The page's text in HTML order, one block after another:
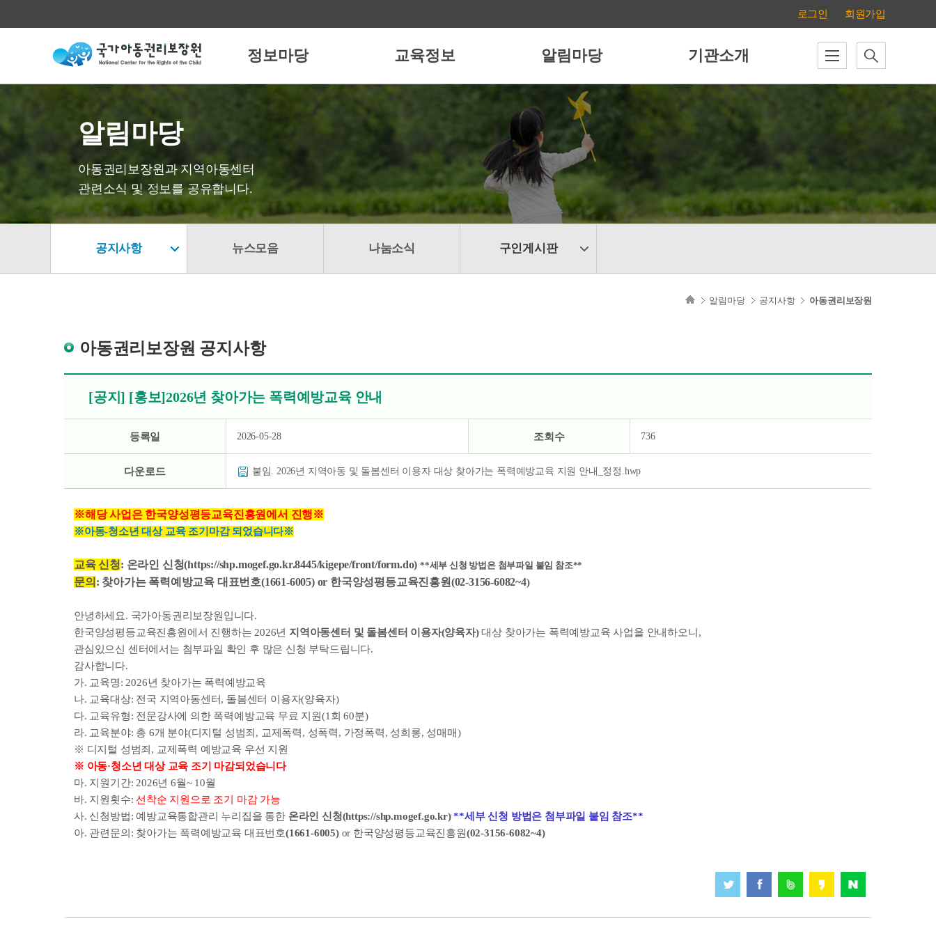
로그인 회원가입
정보마당 교육정보 알림마당 기관소개
알림마당
아동권리보장원과 지역아동센터
관련소식 및 정보를 공유합니다.
공지사항 뉴스모음 나눔소식 구인게시판
알림마당 공지사항 아동권리보장원
아동권리보장원 공지사항
[공지] [홍보]2026년 찾아가는 폭력예방교육 안내
등록일 2026-05-28 조회수 736
다운로드 붙임. 2026년 지역아동 및 돌봄센터 이용자 대상 찾아가는 폭력예방교육 지원 안내_정정.hwp
※해당 사업은 한국양성평등교육진흥원에서 진행※
※아동-청소년 대상 교육 조기마감 되었습니다※
교육 신청: 온라인 신청(https://shp.mogef.go.kr.8445/kigepe/front/form.do) **세부 신청 방법은 첨부파일 붙임 참조**
문의 : 찾아가는 폭력예방교육 대표번호(1661-6005)or 한국양성평등교육진흥원(02-3156-6082~4)
안녕하세요. 국가아동권리보장원입니다.
한국양성평등교육진흥원에서 진행하는 2026년 지역아동센터 및 돌봄센터 이용자(양육자)대상 찾아가는 폭력예방교육 사업을 안내하오니,
관심있으신 센터에서는 첨부파일 확인 후 많은 신청 부탁드립니다.
감사합니다.
가. 교육명: 2026년 찾아가는 폭력예방교육
나. 교육대상: 전국 지역아동센터, 돌봄센터 이용자(양육자)
다. 교육유형: 전문강사에 의한 폭력예방교육 무료 지원(1회 60분)
라. 교육분야: 총 6개 분야(디지털 성범죄, 교제폭력, 성폭력, 가정폭력, 성희롱, 성매매)
※ 디지털 성범죄, 교제폭력 예방교육 우선 지원
※ 아동·청소년 대상 교육 조기 마감되었습니다
마. 지원기간: 2026년 6월~ 10월
바. 지원횟수:선착순 지원으로 조기 마감 가능
사. 신청방법: 예방교육통합관리 누리집을 통한 온라인 신청(https://shp.mogef.go.kr) **세부 신청 방법은 첨부파일 붙임 참조**
아. 관련문의: 찾아가는 폭력예방교육 대표번호(1661-6005)or 한국양성평등교육진흥원(02-3156-6082~4)